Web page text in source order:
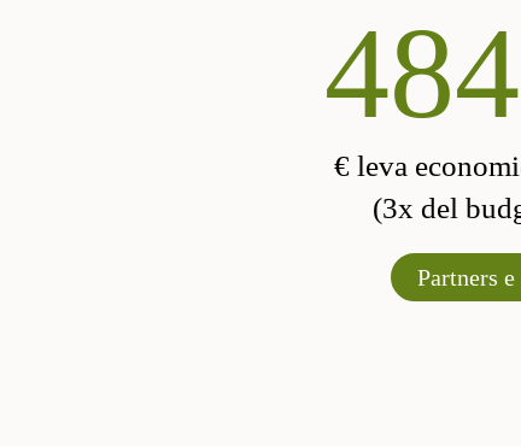
570
€ leva
(3x del
Partners